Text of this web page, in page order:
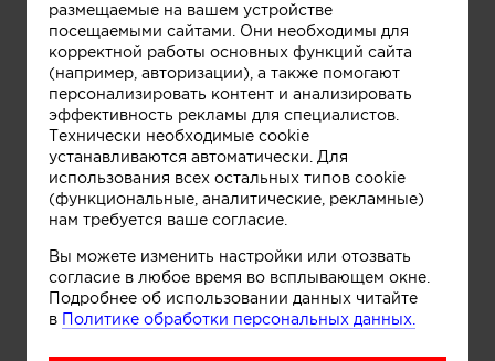
Магазин детской одежды БарDuck
размещаемые на вашем устройстве
посещаемыми сайтами. Они необходимы для
корректной работы основных функций сайта
(например, авторизации), а также помогают
персонализировать контент и анализировать
эффективность рекламы для специалистов.
Технически необходимые cookie
устанавливаются автоматически. Для
использования всех остальных типов cookie
(функциональные, аналитические, рекламные)
нам требуется ваше согласие.
Вы можете изменить настройки или отозвать
согласие в любое время во всплывающем окне.
Подробнее об использовании данных читайте
в Политике обработки персональных данных.